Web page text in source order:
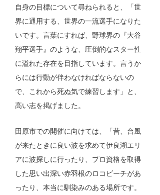
自身の目標について尋ねられると、「世
界に通用する、世界の一流選手になりた
いです。言葉にすれば、野球界の『大谷
翔平選手』のような、圧倒的なスター性
に溢れた存在を目指しています。言うか
らには行動が伴わなければならないの
で、これから死ぬ気で練習します」と、
高い志を掲げました。
田原市での開催に向けては、「昔、台風
が来たときに良い波を求めて伊良湖エリ
アに波探しに行ったり、プロ資格を取得
した思い出深い赤羽根のロコビーチがあ
ったり、本当に馴染みのある場所です。